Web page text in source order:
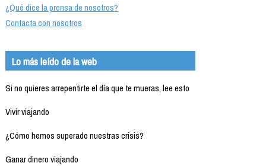
¿Qué dice la prensa de nosotros?
Contacta con nosotros
Lo más leído de la web
Si no quieres arrepentirte el día que te mueras, lee esto
Vivir viajando
¿Cómo hemos superado nuestras crisis?
Ganar dinero viajando